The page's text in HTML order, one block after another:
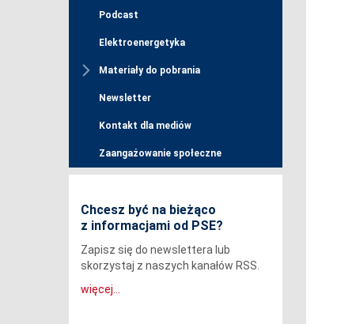
Podcast
Elektroenergetyka
Materiały do pobrania
Newsletter
Kontakt dla mediów
Zaangażowanie społeczne
Chcesz być na bieżąco
z informacjami od PSE?
Zapisz się do newslettera lub
skorzystaj z naszych kanałów RSS.
więcej...